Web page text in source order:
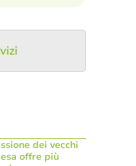
dei vecchi
offre più